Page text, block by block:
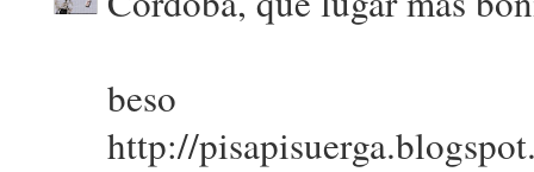
beso
http://